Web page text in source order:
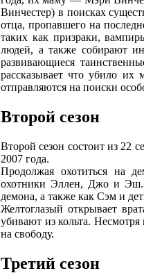
Винчестер) в поисках
отца, пропавшего на
таких как призраки,
людей, а также собирают
развивающиеся
рассказывает что убило
отправляются на поиски
Второй сезон
Второй сезон состоит из 22
2007 года.
Продолжая охотиться на
охотники Эллен, Джо и Эш.
демона, а также как Сэм и
Желтоглазый открывает
убивают из кольта.
на свободу.
Третий сезон